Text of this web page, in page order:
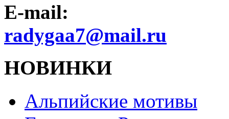
E-mail:
radygaa7@mail.ru
НОВИНКИ
Альпийские мотивы